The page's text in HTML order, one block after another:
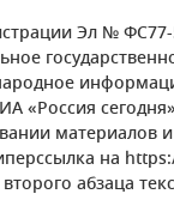
Эл №
«Россия
материалов и
на
абзаца